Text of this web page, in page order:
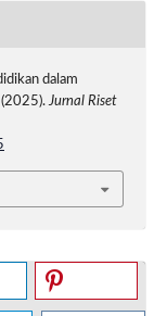
dalam
(2025).Jurnal Riset